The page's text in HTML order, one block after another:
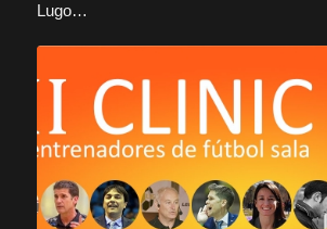
Lugo…